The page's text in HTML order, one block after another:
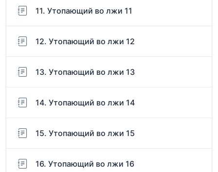
11. Утопающий во лжи 11
12. Утопающий во лжи 12
13. Утопающий во лжи 13
14. Утопающий во лжи 14
15. Утопающий во лжи 15
16. Утопающий во лжи 16